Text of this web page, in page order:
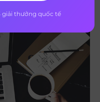
giải thưởng quốc tế